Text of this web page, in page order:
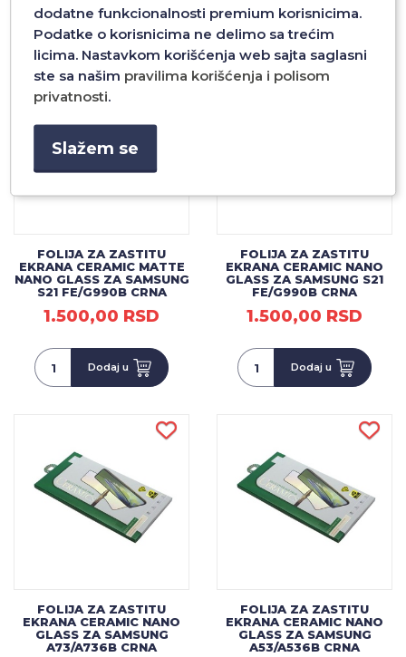
Dodaj u Dodaj u
FOLIJA ZA ZASTITU
EKRANA CERAMIC MATTE
NANO GLASS ZA SAMSUNG
S21 FE/G990B CRNA
1.500,00 RSD
Dodaj u
FOLIJA ZA ZASTITU
EKRANA CERAMIC NANO
GLASS ZA SAMSUNG S21
FE/G990B CRNA
1.500,00 RSD
Dodaj u
FOLIJA ZA ZASTITU
EKRANA CERAMIC NANO
GLASS ZA SAMSUNG
A73/A736B CRNA
FOLIJA ZA ZASTITU
EKRANA CERAMIC NANO
GLASS ZA SAMSUNG
A53/A536B CRNA
dodatne funkcionalnosti premium korisnicima.
Podatke o korisnicima ne delimo sa trećim
licima. Nastavkom korišćenja web sajta saglasni
ste sa našim pravilima korišćenja i polisom
privatnosti.
Slažem se